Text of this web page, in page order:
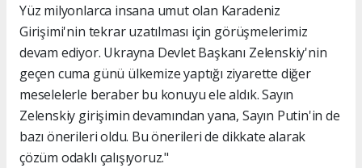
Yüz milyonlarca insana umut olan Karadeniz
Girişimi'nin tekrar uzatılması için görüşmelerimiz
devam ediyor. Ukrayna Devlet Başkanı Zelenskiy'nin
geçen cuma günü ülkemize yaptığı ziyarette diğer
meselelerle beraber bu konuyu ele aldık. Sayın
Zelenskiy girişimin devamından yana, Sayın Putin'in de
bazı önerileri oldu. Bu önerileri de dikkate alarak
çözüm odaklı çalışıyoruz."